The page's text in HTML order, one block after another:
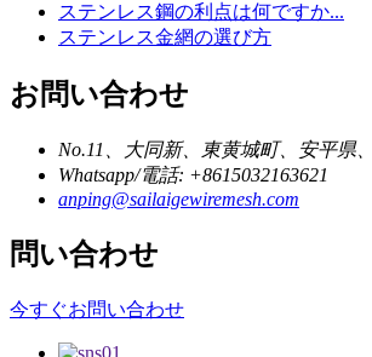
ステンレス鋼の利点は何ですか...
ステンレス金網の選び方
お問い合わせ
No.11、大同新、東黄城町、安平県
Whatsapp/電話: +8615032163621
anping@sailaigewiremesh.com
問い合わせ
今すぐお問い合わせ